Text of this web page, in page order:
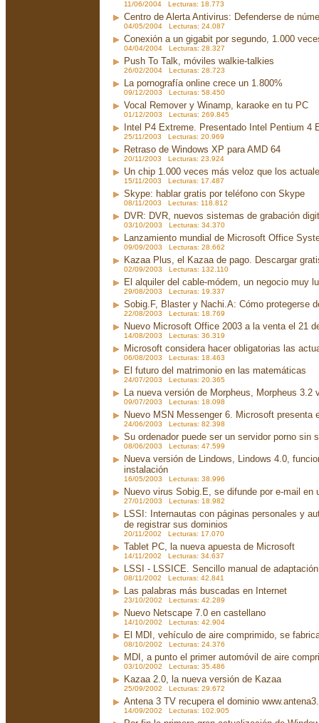
11/06/2004 Lecturas: 18.773
Centro de Alerta Antivirus: Defenderse de
04/05/2004 Lecturas: 24.087
Conexión a un gigabit por segundo, 1.000
04/04/2004 Lecturas: 28.327
Push To Talk, móviles walkie-talkies
26/02/2004 Lecturas: 28.723
La pornografía online crece un 1.800%
09/12/2003 Lecturas: 58.450
Vocal Remover y Winamp, karaoke en tu PC
01/12/2003 Lecturas: 269.845
Intel P4 Extreme. Presentado Intel Pentium 4
25/11/2003 Lecturas: 20.969
Retraso de Windows XP para AMD 64
20/11/2003 Lecturas: 23.924
Un chip 1.000 veces más veloz que los
15/11/2003 Lecturas: 17.487
Skype: hablar gratis por teléfono con Skype
08/11/2003 Lecturas: 118.812
DVR: DVR, nuevos sistemas de grabación
03/10/2003 Lecturas: 34.370
Lanzamiento mundial de Microsoft Office
09/09/2003 Lecturas: 28.662
Kazaa Plus, el Kazaa de pago. Descargar
02/09/2003 Lecturas: 132.110
El alquiler del cable-módem, un negocio muy
29/08/2003 Lecturas: 19.337
Sobig.F, Blaster y Nachi.A: Cómo protegerse
22/08/2003 Lecturas: 18.769
Nuevo Microsoft Office 2003 a la venta el 21
14/08/2003 Lecturas: 36.319
Microsoft considera hacer obligatorias las
06/08/2003 Lecturas: 18.463
El futuro del matrimonio en las matemáticas
24/07/2003 Lecturas: 20.365
La nueva versión de Morpheus, Morpheus 3.2
09/07/2003 Lecturas: 18.098
Nuevo MSN Messenger 6. Microsoft presenta
24/06/2003 Lecturas: 82.398
Su ordenador puede ser un servidor porno sin
08/06/2003 Lecturas: 47.599
Nueva versión de Lindows, Lindows 4.0,
instalación
16/05/2003 Lecturas: 38.996
Nuevo virus Sobig.E, se difunde por e-mail en
27/01/2003 Lecturas: 18.982
LSSI: Internautas con páginas personales y
de registrar sus dominios
20/11/2002 Lecturas: 17.070
Tablet PC, la nueva apuesta de Microsoft
14/11/2002 Lecturas: 34.637
LSSI - LSSICE. Sencillo manual de
08/11/2002 Lecturas: 42.841
Las palabras más buscadas en Internet
23/10/2002 Lecturas: 42.289
Nuevo Netscape 7.0 en castellano
14/10/2002 Lecturas: 42.904
El MDI, vehículo de aire comprimido, se
08/10/2002 Lecturas: 24.376
MDI, a punto el primer automóvil de aire
03/10/2002 Lecturas: 35.486
Kazaa 2.0, la nueva versión de Kazaa
25/09/2002 Lecturas: 29.672
Antena 3 TV recupera el dominio
14/09/2002 Lecturas: 102.905